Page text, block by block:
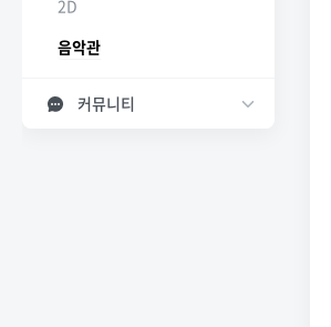
2D
음악관
커뮤니티